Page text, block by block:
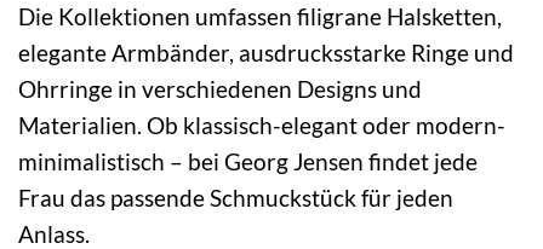
Die Kollektionen umfassen filigrane Halsketten,
elegante Armbänder, ausdrucksstarke Ringe und
Ohrringe in verschiedenen Designs und
Materialien. Ob klassisch-elegant oder modern-
minimalistisch – bei Georg Jensen findet jede
Frau das passende Schmuckstück für jeden
Anlass.